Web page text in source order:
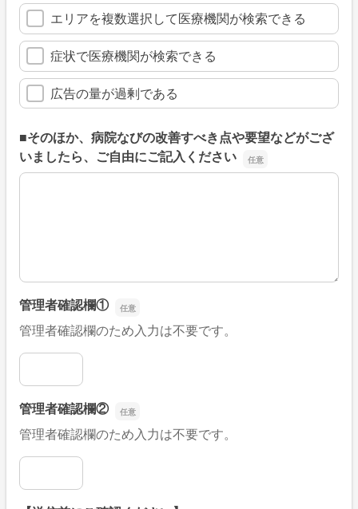
エリアを複数選択して医療機関が検索できる
症状で医療機関が検索できる
広告の量が過剰である
■そのほか、病院なびの改善すべき点や要望などがござ
いましたら、ご自由にご記入ください
■そのほか、病院なびの改善すべき点や要望などがござい
管理者確認欄①
管理者確認欄のため入力は不要です。
管理者確認欄①
管理者確認欄②
管理者確認欄のため入力は不要です。
管理者確認欄②